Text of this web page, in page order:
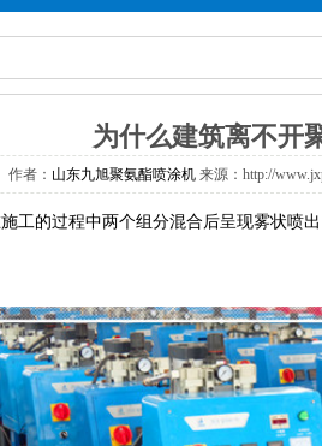
为什么建筑离不开
作者： 山东九旭聚氨酯喷涂机来源：http://
的过程中两个组分混合后呈现雾状喷